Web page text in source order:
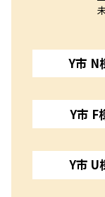
Y市 N
Y市 F
Y市 U